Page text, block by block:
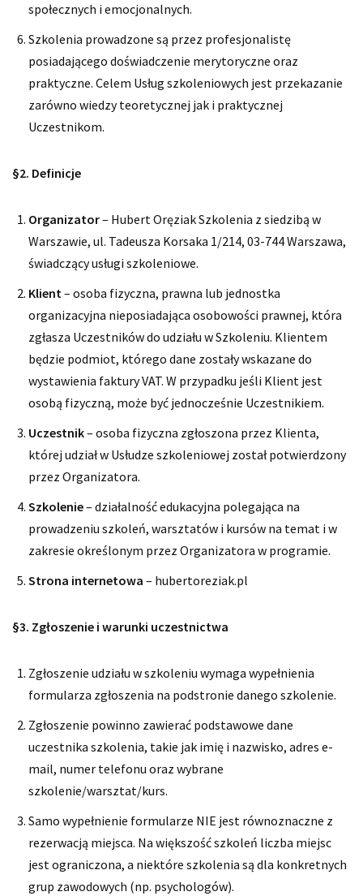
społecznych i emocjonalnych.
Szkolenia prowadzone są przez profesjonalistę
posiadającego doświadczenie merytoryczne oraz
praktyczne. Celem Usług szkoleniowych jest przekazanie
zarówno wiedzy teoretycznej jak i praktycznej
Uczestnikom.
§2. Definicje
Organizator– Hubert Oręziak Szkolenia z siedzibą w
Warszawie, ul. Tadeusza Korsaka 1/214, 03-744 Warszawa,
świadczący usługi szkoleniowe.
Klient– osoba fizyczna, prawna lub jednostka
organizacyjna nieposiadająca osobowości prawnej, która
zgłasza Uczestników do udziału w Szkoleniu. Klientem
będzie podmiot, którego dane zostały wskazane do
wystawienia faktury VAT. W przypadku jeśli Klient jest
osobą fizyczną, może być jednocześnie Uczestnikiem.
Uczestnik– osoba fizyczna zgłoszona przez Klienta,
której udział w Usłudze szkoleniowej został potwierdzony
przez Organizatora.
Szkolenie– działalność edukacyjna polegająca na
prowadzeniu szkoleń, warsztatów i kursów na temat i w
zakresie określonym przez Organizatora w programie.
Strona internetowa – hubertoreziak.pl
§3. Zgłoszenie i warunki uczestnictwa
Zgłoszenie udziału w szkoleniu wymaga wypełnienia
formularza zgłoszenia na podstronie danego szkolenie.
Zgłoszenie powinno zawierać podstawowe dane
uczestnika szkolenia, takie jak imię i nazwisko, adres e-
mail, numer telefonu oraz wybrane
szkolenie/warsztat/kurs.
Samo wypełnienie formularze NIE jest równoznaczne z
rezerwacją miejsca. Na większość szkoleń liczba miejsc
jest ograniczona, a niektóre szkolenia są dla konkretnych
grup zawodowych (np. psychologów).